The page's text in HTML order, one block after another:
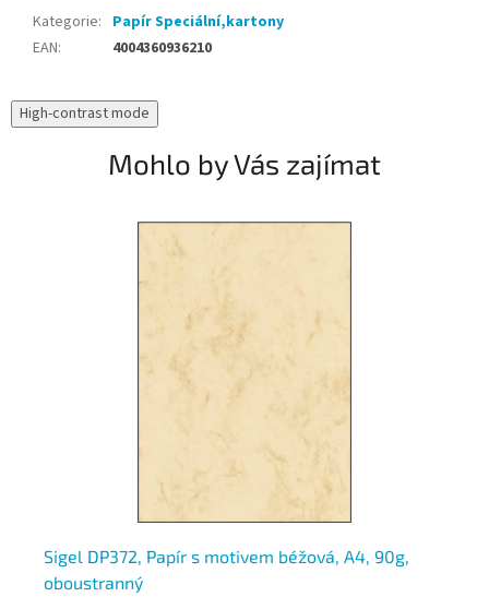
Kategorie: Papír Speciální,kartony
EAN: 4004360936210
High-contrast mode
Mohlo by Vás zajímat
Sigel DP372, Papír s motivem béžová, A4, 90g,
oboustranný